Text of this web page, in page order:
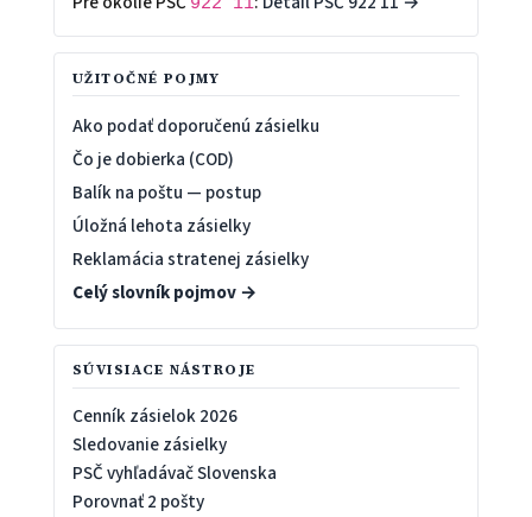
UŽITOČNÉ POJMY
Ako podať doporučenú zásielku
Čo je dobierka (COD)
Balík na poštu — postup
Úložná lehota zásielky
Reklamácia stratenej zásielky
Celý slovník pojmov →
SÚVISIACE NÁSTROJE
Cenník zásielok 2026
Sledovanie zásielky
PSČ vyhľadávač Slovenska
Porovnať 2 pošty